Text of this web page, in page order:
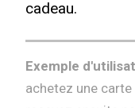
cadeau.
Exemple
achetez une carte